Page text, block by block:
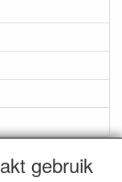
gebruik